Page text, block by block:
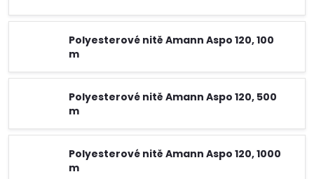
Polyesterové nitě Amann Aspo 120, 100
m
Polyesterové nitě Amann Aspo 120, 500
m
Polyesterové nitě Amann Aspo 120, 1000
m